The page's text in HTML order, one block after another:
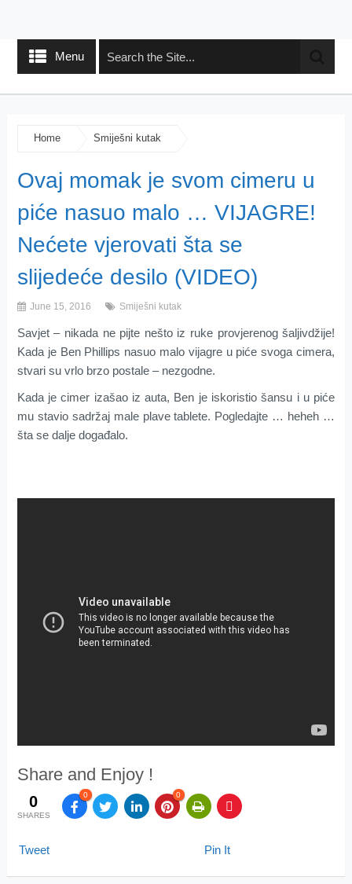
Menu
Home Smiješni kutak
Ovaj momak je svom cimeru u
piće nasuo malo … VIJAGRE!
Nećete vjerovati šta se
slijedeće desilo (VIDEO)
June 15, 2016 Smiješni kutak
Savjet – nikada ne pijte nešto iz ruke provjerenog šaljivdžije!
Kada je Ben Phillips nasuo malo vijagre u piće svoga cimera,
stvari su vrlo brzo postale – nezgodne.
Kada je cimer izašao iz auta, Ben je iskoristio šansu i u piće
mu stavio sadržaj male plave tablete. Pogledajte … heheh …
šta se dalje događalo.
Share and Enjoy !
0
SHARES
0 0
Tweet Pin It